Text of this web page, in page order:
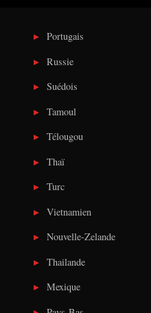
Portugais
Russie
Suédois
Tamoul
Télougou
Thaï
Turc
Vietnamien
Nouvelle-Zelande
Thailande
Mexique